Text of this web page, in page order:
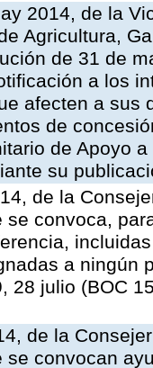
2014, de la
Agricultura,
de 31 de
a los
afecten a sus
de
de Apoyo
su
de la
se convoca,
a ningún
28 julio (BOC
de la
se convocan